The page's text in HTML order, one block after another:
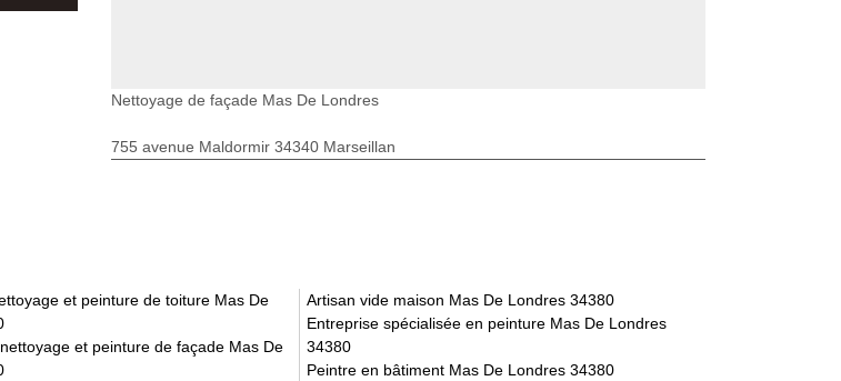
Nettoyage de façade Mas De Londres
755 avenue Maldormir 34340 Marseillan
et peinture de toiture Mas De
et peinture de façade Mas De
Artisan vide maison Mas De Londres 34380
Entreprise spécialisée en peinture Mas De Londres
34380
Peintre en bâtiment Mas De Londres 34380